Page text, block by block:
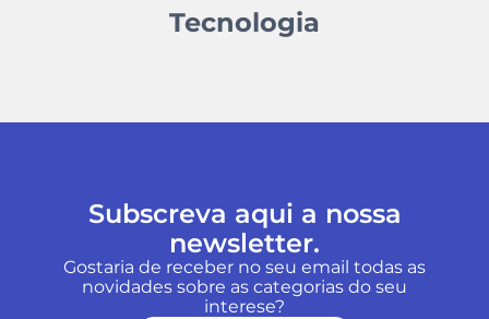
Tecnologia
Subscreva aqui a nossa
newsletter.
Gostaria de receber no seu email todas as
novidades sobre as categorias do seu
interese?